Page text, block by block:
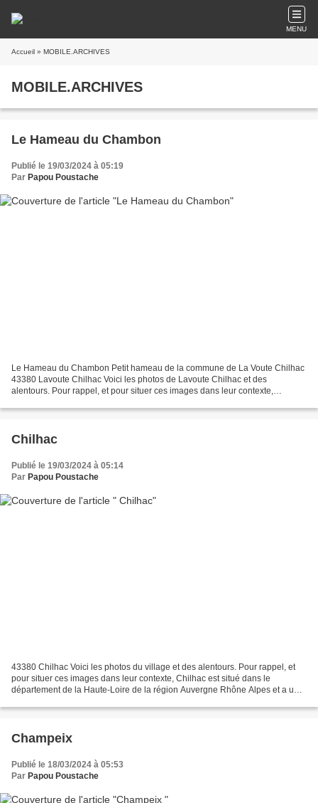
MENU
Accueil » MOBILE.ARCHIVES
MOBILE.ARCHIVES
Le Hameau du Chambon
Publié le 19/03/2024 à 05:19
Par Papou Poustache
Le Hameau du Chambon Petit hameau de la commune de La Voute Chilhac
43380 Lavoute Chilhac Voici les photos de Lavoute Chilhac et des
alentours. Pour rappel, et pour situer ces images dans leur contexte,
Chilhac
Publié le 19/03/2024 à 05:14
Par Papou Poustache
43380 Chilhac Voici les photos du village et des alentours. Pour rappel, et
pour situer ces images dans leur contexte, Chilhac est situé dans le
département de la Haute-Loire de la région Auvergne Rhône Alpes et a une
Champeix
Publié le 18/03/2024 à 05:53
Par Papou Poustache